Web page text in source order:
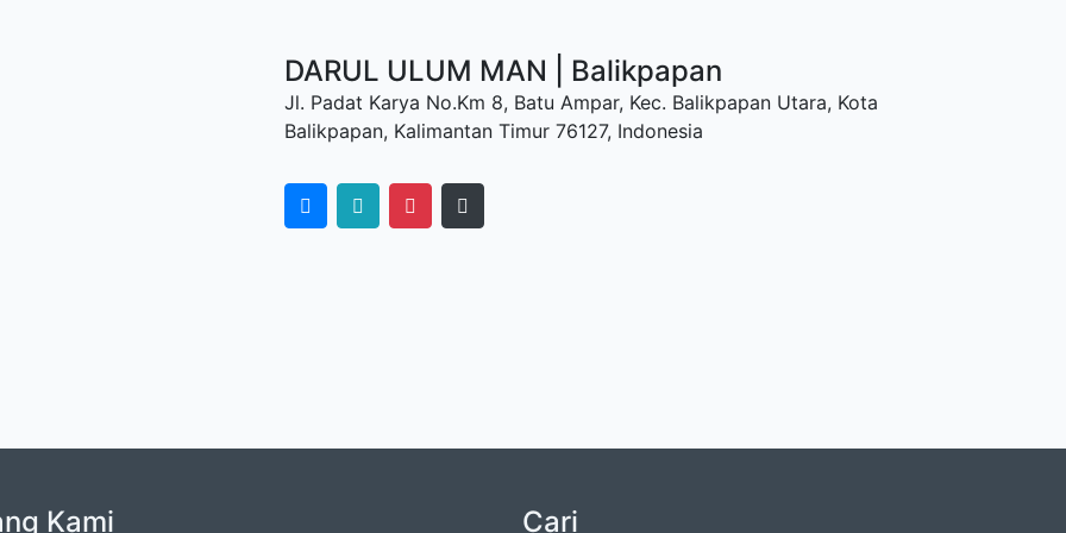
DARUL ULUM MAN | Balikpapan
Jl. Padat Karya No.Km 8, Batu Ampar, Kec. Balikpapan Utara, Kota
Balikpapan, Kalimantan Timur 76127, Indonesia
Kami Cari